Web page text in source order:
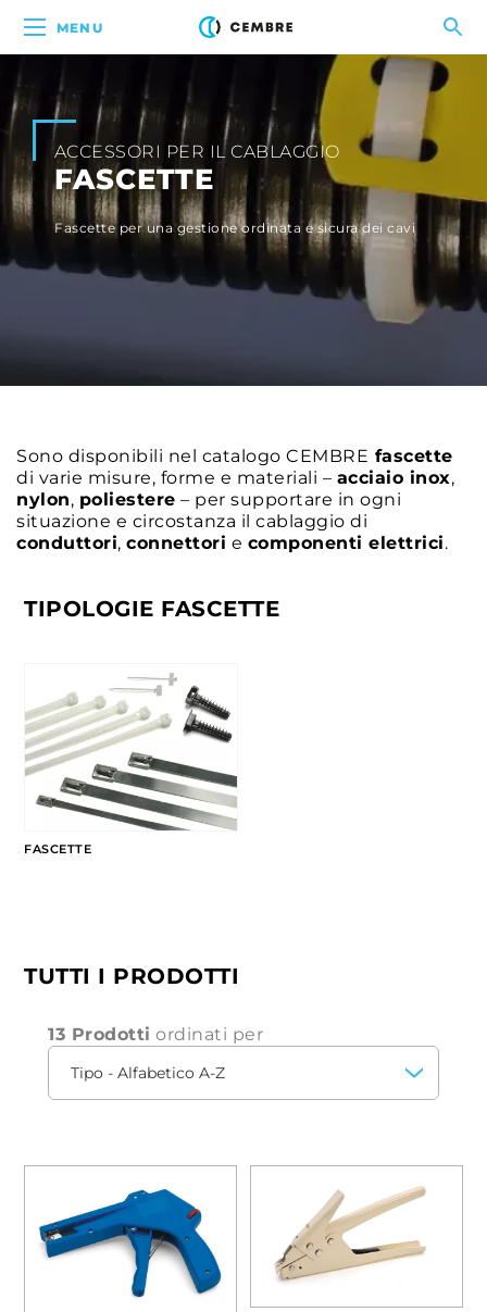
MENU
ACCESSORI PER IL CABLAGGIO
FASCETTE
Fascette per una gestione ordinata e sicura dei cavi
Sono disponibili nel catalogo CEMBRE fascette
di varie misure, forme e materiali – acciaio inox,
nylon, poliestere – per supportare in ogni
situazione e circostanza il cablaggio di
conduttori, connettori e componenti elettrici.
TIPOLOGIE FASCETTE
FASCETTE
TUTTI I PRODOTTI
13 Prodotti ordinati per